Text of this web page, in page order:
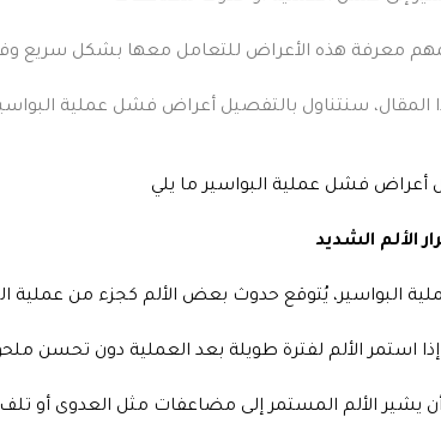
معرفة هذه الأعراض للتعامل معها بشكل سريع
المقال، سنتناول بالتفصيل أعراض فشل عملية
الألم الشديد
البواسير، يُتوقع حدوث بعض الألم كجزء من عملية
يشير الألم المستمر إلى مضاعفات مثل العدوى أو